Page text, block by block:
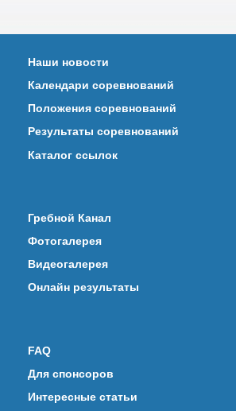
Наши новости
Календари соревнований
Положения соревнований
Результаты соревнований
Каталог ссылок
Гребной Канал
Фотогалерея
Видеогалерея
Онлайн результаты
FAQ
Для спонсоров
Интересные статьи